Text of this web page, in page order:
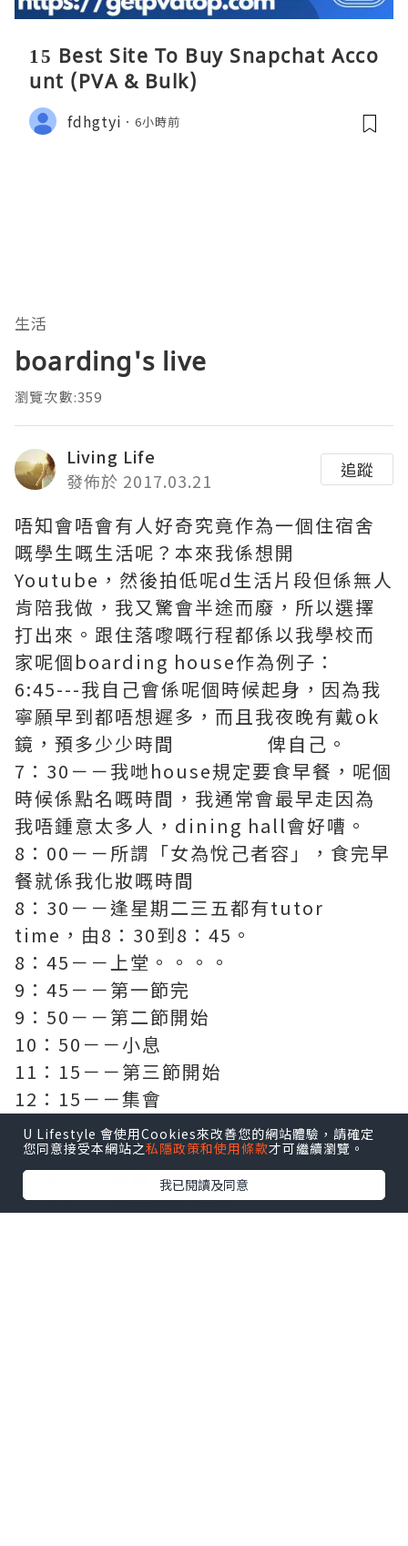
15 Best Site To Buy Snapchat Acco
unt (PVA & Bulk)
fdhgtyi 6小時前
生活
boarding's live
瀏覽次數:359
Living Life
發佈於 2017.03.21
追蹤
唔知會唔會有人好奇究竟作為一個住宿舍
嘅學生嘅生活呢？本來我係想開
Youtube，然後拍低呢d生活片段但係無人
肯陪我做，我又驚會半途而廢，所以選擇
打出來。跟住落嚟嘅行程都係以我學校而
家呢個boarding house作為例子：
6:45---我自己會係呢個時候起身，因為我
寧願早到都唔想遲多，而且我夜晚有戴ok
鏡，預多少少時間 俾自己。
7：30－－我哋house規定要食早餐，呢個
時候係點名嘅時間，我通常會最早走因為
我唔鍾意太多人，dining hall會好嘈。
8：00－－所謂「女為悅己者容」，食完早
餐就係我化妝嘅時間
8：30－－逢星期二三五都有tutor
time，由8：30到8：45。
8：45－－上堂。。。。
9：45－－第一節完
9：50－－第二節開始
10：50－－小息
11：15－－第三節開始
12：15－－集會
1：40－－第四節
2：45－－第五節
3：45－－放學
5：00－－所有活動結束
U Lifestyle 會使用Cookies來改善您的網站體驗，請確定
您同意接受本網站之私隱政策和使用條款才可繼續瀏覽。
我已閱讀及同意